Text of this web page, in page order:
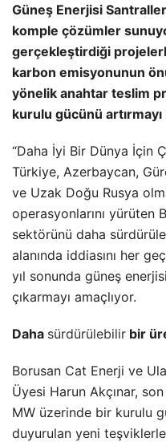
Güneş Enerjisi
komple çözümler
gerçekleştirdiği
karbon emisyonunun
yönelik anahtar teslim
kurulu gücünü
“Daha İyi Bir Dünya İçin
Türkiye, Azerbaycan,
ve Uzak Doğu Rusya
operasyonlarını yürüten
sektörünü daha
alanında iddiasını her
yıl sonunda güneş
çıkarmayı amaçlıyor.
Daha sürdürülebilir bir
Borusan Cat Enerji ve
Üyesi Harun Akçınar,
MW üzerinde bir kurulu
duyurulan yeni